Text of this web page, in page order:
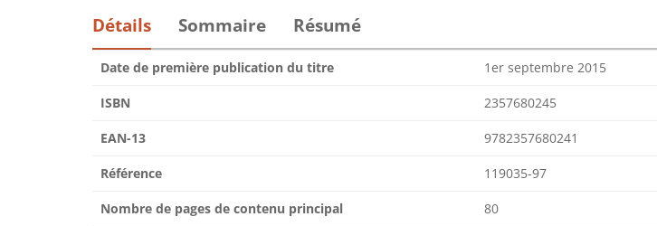
Détails Sommaire Résumé
Date de première publication du titre 1er septembre 2015
ISBN 2357680245
EAN-13 9782357680241
Référence 119035-97
Nombre de pages de contenu principal 80